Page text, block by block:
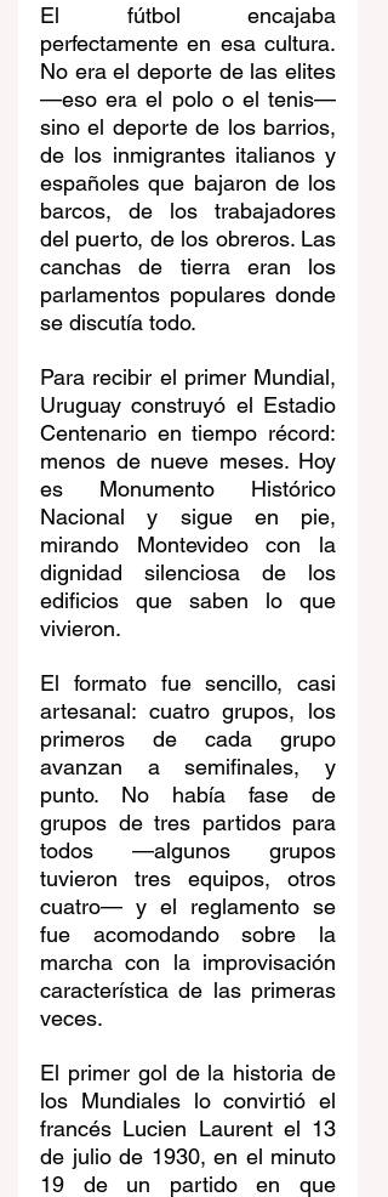
El fútbol encajaba
perfectamente en esa cultura.
No era el deporte de las elites
—eso era el polo o el tenis—
sino el deporte de los barrios,
de los inmigrantes italianos y
españoles que bajaron de los
barcos, de los trabajadores
del puerto, de los obreros. Las
canchas de tierra eran los
parlamentos populares donde
se discutía todo.
Para recibir el primer Mundial,
Uruguay construyó el Estadio
Centenario en tiempo récord:
menos de nueve meses. Hoy
es Monumento Histórico
Nacional y sigue en pie,
mirando Montevideo con la
dignidad silenciosa de los
edificios que saben lo que
vivieron.
El formato fue sencillo, casi
artesanal: cuatro grupos, los
primeros de cada grupo
avanzan a semifinales, y
punto. No había fase de
grupos de tres partidos para
todos —algunos grupos
tuvieron tres equipos, otros
cuatro— y el reglamento se
fue acomodando sobre la
marcha con la improvisación
característica de las primeras
veces.
El primer gol de la historia de
los Mundiales lo convirtió el
francés Lucien Laurent el 13
de julio de 1930, en el minuto
19 de un partido en que